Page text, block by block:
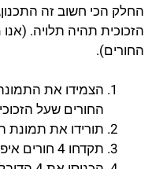
החלק הכי חשוב זה
הזכוכית תהיה תלויה.
החורים).
הצמידו את
החורים שעל
תורידו את תמונת
תקדחו 4 חורים איפה שסימנתם